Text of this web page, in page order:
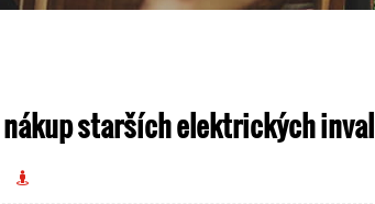
starších elektrických